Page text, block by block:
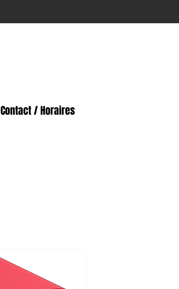
Contact / Horaires